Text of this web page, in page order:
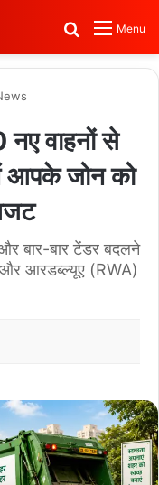
Menu
Search for
वाहनों से
आपके जोन को
बार-बार टेंडर बदलने
और आरडब्ल्यूए (RWA)